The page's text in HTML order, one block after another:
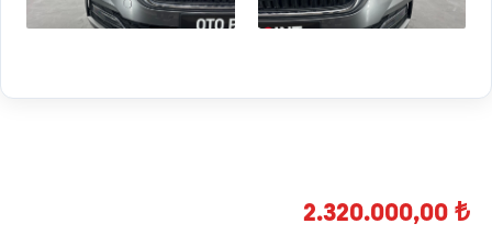
2.320.000,00 ₺